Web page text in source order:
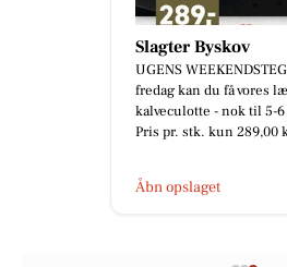
Slagter Byskov
UGENS
fredag kan du få vores
kalveculotte - nok til 5-
Pris pr. stk. kun 289,00
Åbn opslaget